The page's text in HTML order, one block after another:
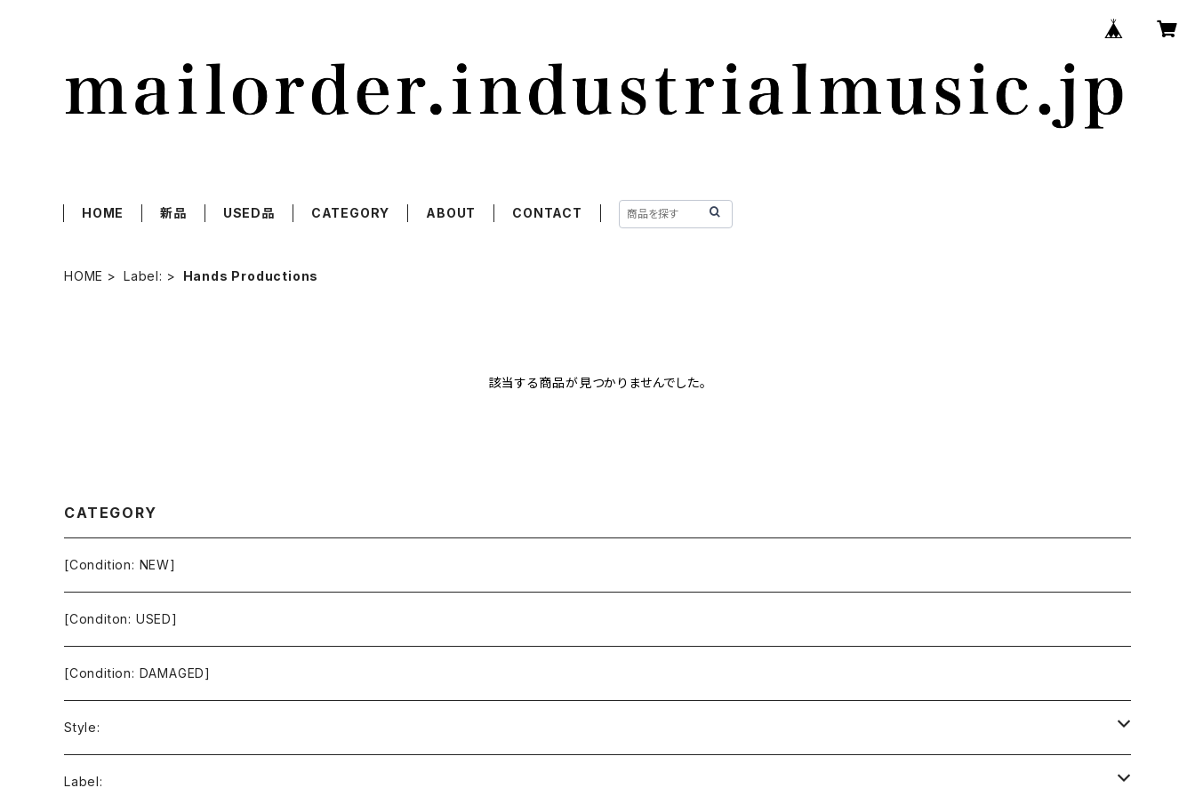
HOME 新品 USED品 CATEGORY ABOUT CONTACT
HOME Label: Hands Productions
該当する商品が見つかりませんでした。
CATEGORY
[Condition: NEW]
[Conditon: USED]
[Condition: DAMAGED]
Style:
Ambient / Drone / Ritual
Label: